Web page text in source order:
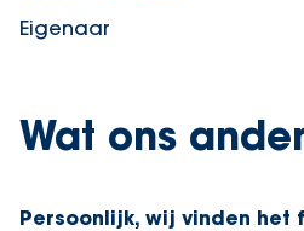
Eigenaar
Wat ons
Persoonlijk, wij vinden het